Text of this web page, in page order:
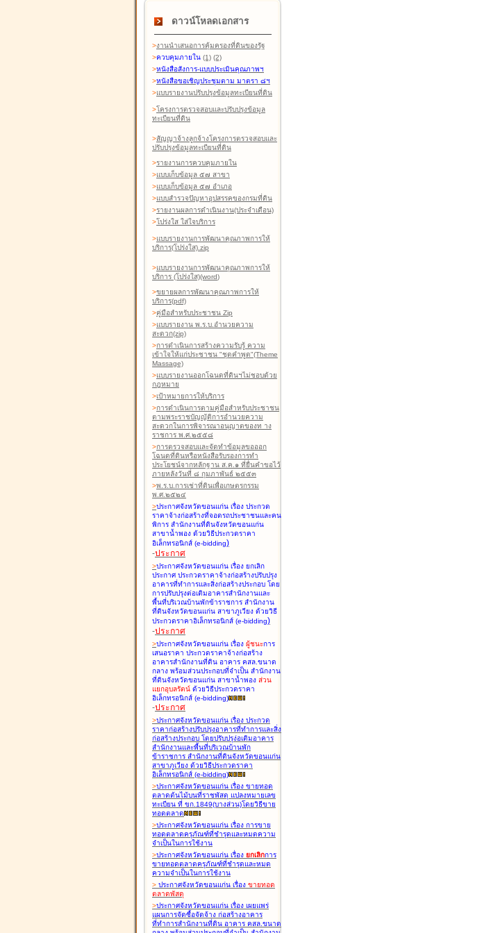
ดาวน์โหลดเอกสาร
>งานนำเสนอการคุ้มครองที่ดินของรัฐ
>ควบคุมภายใน (1) (2)
>หนังสือสังการ-แบบประเมินคุณภาพฯ
>หนังสือขอเชิญประชุมตาม มาตรา ๘ฯ
>แบบรายงานปรับปรุงข้อมูลทะเบียนที่ดิน
>โครงการตรวจสอบและปรับปรุงข้อมูล
ทะเบียนที่ดิน
>สัญญาจ้างลูกจ้างโครงการตรวจสอบและ
ปรับปรุงข้อมูลทะเบียนที่ดิน
>รายงานการควบคุมภายใน
>แบบเก็บข้อมูล ๕๗ สาขา
>แบบเก็บข้อมูล ๕๗ อำเภอ
>แบบสำรวจปัญหาอุปสรรคของกรมที่ดิน
>รายงานผลการดำเนินงาน(ประจำเดือน)
>โปร่งใส ใส่ใจบริการ
>แบบรายงานการพัฒนาคุณภาพการให้
บริการ(โปร่งใส).zip
>แบบรายงานการพัฒนาคุณภาพการให้
บริการ (โปร่งใส)(word)
>ขยายผลการพัฒนาคุณภาพการให้
บริการ(pdf)
>คู่มือสำหรับประชาชน Zip
>แบบรายงาน พ.ร.บ.อำนวยความ
สะดวก(zip)
>การดำเนินการสร้างความรับรู้ ความ
เข้าใจให้แก่ประชาชน "ชุดคำพูด"(Theme
Massage)
>แบบรายงานออกโฉนดที่ดินฯไม่ชอบด้วย
กฎหมาย
>เป้าหมายการให้บริการ
>การดำเนินการตามคู่มือสำหรับประชาชน
ตามพระราชบัญญัติการอำนวยความ
สะดวกในการพิจารณาอนุญาตของท าง
ราชการ พ.ศ.๒๕๕๘
>การตรวจสอบและจัดทำข้อมูลขอออก
โฉนดที่ดินหรือหนังสือรับรองการทำ
ประโยชน์จากหลักฐาน ส.ค.๑ ที่ยื่นคำขอไว้
ภายหลังวันที่ ๘ กุมภาพันธ์ ๒๕๕๓
>พ.ร.บ.การเช่าที่ดินเพื่อเกษตรกรรม
พ.ศ.๒๕๒๔
>ประกาศจังหวัดขอนแก่น เรื่อง ประกวด
ราคาจ้างก่อสร้างที่จอดรถประชาชนและคน
พิการ สำนักงานที่ดินจังหวัดขอนแก่น
สาขาน้ำพอง ด้วยวิธีประกวดราคา
อิเล็กทรอนิกส์ (e-bidding)
-ประกาศ
>ประกาศจังหวัดขอนแก่น เรื่อง ยกเลิก
ประกาศ ประกวดราคาจ้างก่อสร้างปรับปรุง
อาคารที่ทำการและสิ่งก่อสร้างประกอบ โดย
การปรับปรุงต่อเติมอาคารสำนักงานและ
พื้นที่บริเวณบ้านพักข้าราชการ สำนักงาน
ที่ดินจังหวัดขอนแก่น สาขาภูเวียง ด้วยวิธี
ประกวดราคาอิเล็กทรอนิกส์ (e-bidding)
-ประกาศ
>ประกาศจังหวัดขอนแก่น เรื่อง ผู้ชนะการ
เสนอราคา ประกวดราคาจ้างก่อสร้าง
อาคารสำนักงานที่ดิน อาคาร คสล.ขนาด
กลาง พร้อมส่วนประกอบที่จำเป็น สำนักงาน
ที่ดินจังหวัดขอนแก่น สาขาน้ำพอง ส่วน
แยกอุบลรัตน์ ด้วยวิธีประกวดราคา
อิเล็กทรอนิกส์ (e-bidding)
-ประกาศ
>ประกาศจังหวัดขอนแก่น เรื่อง ประกวด
ราคาก่อสร้างปรับปรุงอาคารที่ทำการและสิ่ง
ก่อสร้างประกอบ โดยปรับปรุง่อเติมอาคาร
สำนักงานและพื้นที่บริเวณบ้านพัก
ข้าราชการ สำนักงานที่ดินจังหวัดขอนแก่น
สาขาภูเวียง ด้วยวิธีประกวดราคา
อิเล็กทรอนิกส์ (e-bidding)
>ประกาศจังหวัดขอนแก่น เรื่อง ขายทอด
ตลาดต้นไม้บนที่ราชพัสดุ แปลงหมายเลข
ทะเบียน ที่ ขก.1849(บางส่วน)โดยวิธีขาย
ทอดตลาด
>ประกาศจังหวัดขอนแก่น เรื่อง การขาย
ทอดตลาดครุภัณฑ์ที่ชำรุดและหมดความ
จำเป็นในการใช้งาน
>ประกาศจังหวัดขอนแก่น เรื่อง ยกเลิกการ
ขายทอดตลาดครุภัณฑ์ที่ชำรุดและหมด
ความจำเป็นในการใช้งาน
> ประกาศจังหวัดขอนแก่น เรื่อง ขายทอด
ตลาดพัสดุ
>ประกาศจังหวัดขอนแก่น เรื่อง เผยแพร่
แผนการจัดซื้อจัดจ้าง ก่อสร้างอาคาร
ที่ทำการสำนักงานที่ดิน อาคาร คสล.ขนาด